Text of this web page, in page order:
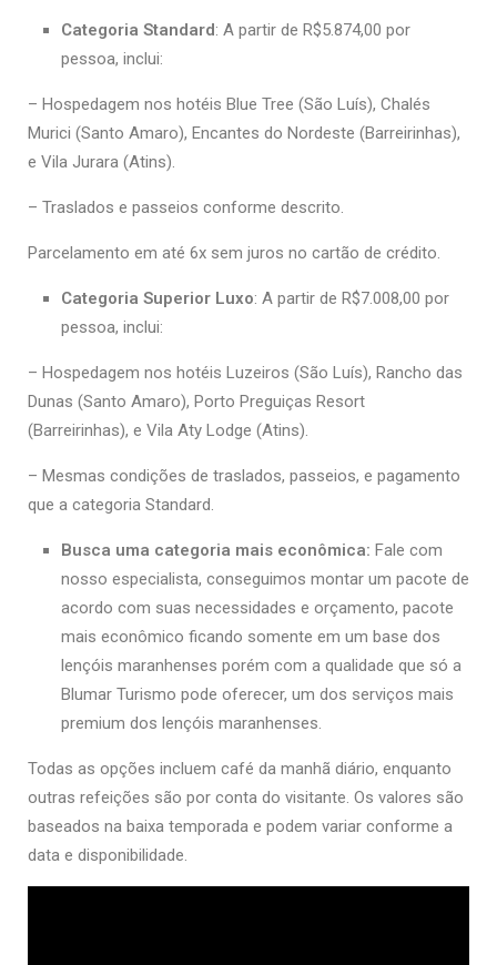
Categoria Standard: A partir de R$5.874,00 por
pessoa, inclui:
– Hospedagem nos hotéis Blue Tree (São Luís), Chalés
Murici (Santo Amaro), Encantes do Nordeste (Barreirinhas),
e Vila Jurara (Atins).
– Traslados e passeios conforme descrito.
Parcelamento em até 6x sem juros no cartão de crédito.
Categoria Superior Luxo: A partir de R$7.008,00 por
pessoa, inclui:
– Hospedagem nos hotéis Luzeiros (São Luís), Rancho das
Dunas (Santo Amaro), Porto Preguiças Resort
(Barreirinhas), e Vila Aty Lodge (Atins).
– Mesmas condições de traslados, passeios, e pagamento
que a categoria Standard.
Busca uma categoria mais econômica: Fale com
nosso especialista, conseguimos montar um pacote de
acordo com suas necessidades e orçamento, pacote
mais econômico ficando somente em um base dos
lençóis maranhenses porém com a qualidade que só a
Blumar Turismo pode oferecer, um dos serviços mais
premium dos lençóis maranhenses.
Todas as opções incluem café da manhã diário, enquanto
outras refeições são por conta do visitante. Os valores são
baseados na baixa temporada e podem variar conforme a
data e disponibilidade.